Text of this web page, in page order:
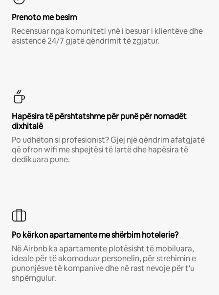
Prenoto me besim
Recensuar nga komuniteti ynë i besuar i klientëve dhe
asistencë 24/7 gjatë qëndrimit të zgjatur.
Hapësira të përshtatshme për punë për nomadët
dixhitalë
Po udhëton si profesionist? Gjej një qëndrim afatgjatë
që ofron wifi me shpejtësi të lartë dhe hapësira të
dedikuara pune.
Po kërkon apartamente me shërbim hotelerie?
Në Airbnb ka apartamente plotësisht të mobiluara,
ideale për të akomoduar personelin, për strehimin e
punonjësve të kompanive dhe në rast nevoje për t'u
shpërngulur.